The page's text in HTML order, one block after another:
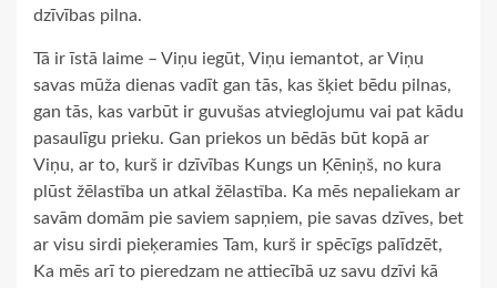
dzīvības pilna.
Tā ir īstā laime – Viņu iegūt, Viņu iemantot, ar Viņu
savas mūža dienas vadīt gan tās, kas šķiet bēdu pilnas,
gan tās, kas varbūt ir guvušas atvieglojumu vai pat kādu
pasaulīgu prieku. Gan priekos un bēdās būt kopā ar
Viņu, ar to, kurš ir dzīvības Kungs un Ķēniņš, no kura
plūst žēlastība un atkal žēlastība. Ka mēs nepaliekam ar
savām domām pie saviem sapņiem, pie savas dzīves, bet
ar visu sirdi pieķeramies Tam, kurš ir spēcīgs palīdzēt,
Ka mēs arī to pieredzam ne attiecībā uz savu dzīvi kā